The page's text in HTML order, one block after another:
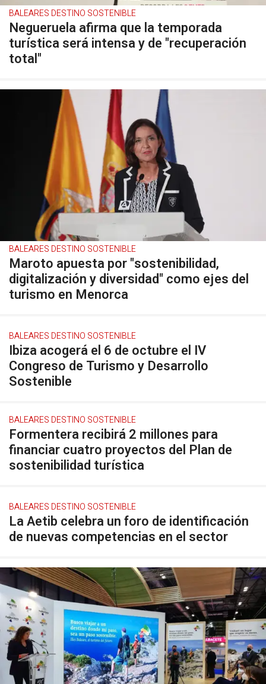
BALEARES DESTINO SOSTENIBLE
Negueruela afirma que la temporada
turística será intensa y de "recuperación
total"
BALEARES DESTINO SOSTENIBLE
Maroto apuesta por "sostenibilidad,
digitalización y diversidad" como ejes del
turismo en Menorca
BALEARES DESTINO SOSTENIBLE
Ibiza acogerá el 6 de octubre el IV
Congreso de Turismo y Desarrollo
Sostenible
BALEARES DESTINO SOSTENIBLE
Formentera recibirá 2 millones para
financiar cuatro proyectos del Plan de
sostenibilidad turística
BALEARES DESTINO SOSTENIBLE
La Aetib celebra un foro de identificación
de nuevas competencias en el sector